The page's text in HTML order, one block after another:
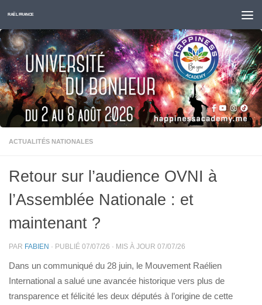
Skip to content
RAËL FRANCE
ACTUALITÉS NATIONALES
Retour sur l’audience OVNI à
l’Assemblée Nationale : et
maintenant ?
PAR FABIEN · PUBLIÉ 07/07/26 · MIS À JOUR 07/07/26
Dans un communiqué du 28 juin, le Mouvement Raélien
International a salué une avancée historique vers plus de
transparence et félicité les deux députés à l’origine de cette